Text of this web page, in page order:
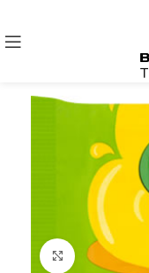
Klik om te